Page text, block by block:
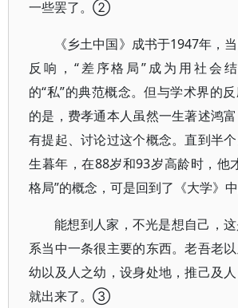
一些罢了。②
《乡土中国》成书于1947年，
反响，“差序格局”成为用社会
的“私”的典范概念。但与学术界的
的是，费孝通本人虽然一生著述鸿
有提起、讨论过这个概念。直到半
生暮年，在88岁和93岁高龄时，他
格局”的概念，可是回到了《大学》中
能想到人家，不光是想自己，
系当中一条很主要的东西。老吾老
幼以及人之幼，设身处地，推己及
就出来了。③